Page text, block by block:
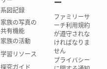
系図記録
家族の写真の
共有機能
家族の活動
学習リソース
探究ガイド
ファミリーサ
ーチ利用規約
が遵守されな
ければなりま
せん
プライバシー